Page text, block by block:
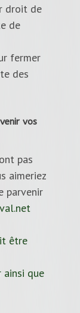
droit de
de
fermer
des
vos
pas
aimeriez
parvenir
être
ainsi que